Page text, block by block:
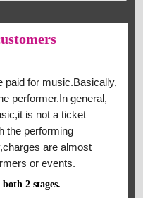
paid for music.Basically,
performer.In general,
is not a ticket
the performing
are almost
or events.
2 stages.